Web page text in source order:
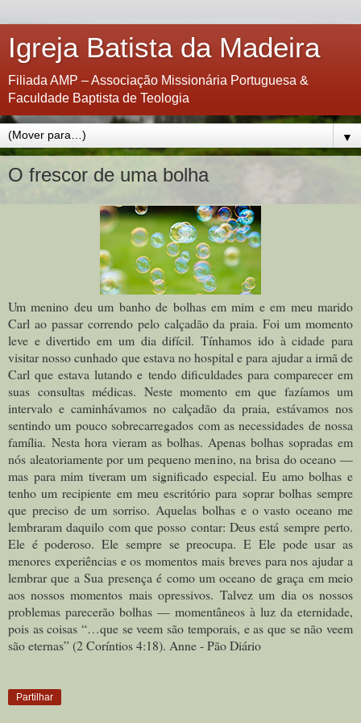
Igreja Batista da Madeira
Filiada AMP – Associação Missionária Portuguesa &
Faculdade Baptista de Teologia
▼
O frescor de uma bolha
Um menino deu um banho de bolhas em mim e em meu marido
Carl ao passar correndo pelo calçadão da praia. Foi um momento
leve e divertido em um dia difícil. Tínhamos ido à cidade para
visitar nosso cunhado que estava no hospital e para ajudar a irmã de
Carl que estava lutando e tendo dificuldades para comparecer em
suas consultas médicas. Neste momento em que fazíamos um
intervalo e caminhávamos no calçadão da praia, estávamos nos
sentindo um pouco sobrecarregados com as necessidades de nossa
família. Nesta hora vieram as bolhas. Apenas bolhas sopradas em
nós aleatoriamente por um pequeno menino, na brisa do oceano —
mas para mim tiveram um significado especial. Eu amo bolhas e
tenho um recipiente em meu escritório para soprar bolhas sempre
que preciso de um sorriso. Aquelas bolhas e o vasto oceano me
lembraram daquilo com que posso contar: Deus está sempre perto.
Ele é poderoso. Ele sempre se preocupa. E Ele pode usar as
menores experiências e os momentos mais breves para nos ajudar a
lembrar que a Sua presença é como um oceano de graça em meio
aos nossos momentos mais opressivos.Talvez um dia os nossos
problemas parecerão bolhas — momentâneos à luz da eternidade,
pois as coisas “…que se veem são temporais, e as que se não veem
são eternas” (2 Coríntios 4:18). Anne - Pão Diário
Partilhar